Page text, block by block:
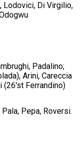
Lodovici, Di Virgilio,
Padalino;
Arini, Careccia
(26'st Ferrandino)
Pepa, Roversi.